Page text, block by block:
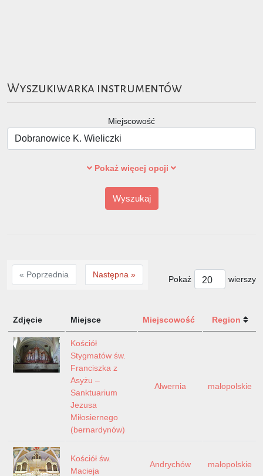
Wyszukiwarka instrumentów
Miejscowość
Pokaż więcej opcji
Wyszukaj
« Poprzednia Następna » Pokaż wierszy
Zdjęcie Miejsce Miejscowość Region
Kościół
Stygmatów św.
Franciszka z
Asyżu –
Sanktuarium
Jezusa
Miłosiernego
(bernardynów)
Alwernia małopolskie
Kościół św.
Macieja
Andrychów małopolskie